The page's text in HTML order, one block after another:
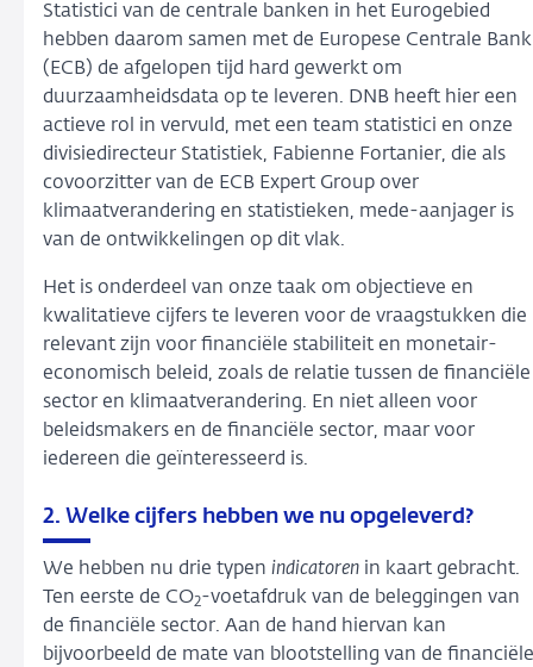
Statistici van de centrale banken in het Eurogebied
hebben daarom samen met de Europese Centrale Bank
(ECB) de afgelopen tijd hard gewerkt om
duurzaamheidsdata op te leveren. DNB heeft hier een
actieve rol in vervuld, met een team statistici en onze
divisiedirecteur Statistiek, Fabienne Fortanier, die als
covoorzitter van de ECB Expert Group over
klimaatverandering en statistieken, mede-aanjager is
van de ontwikkelingen op dit vlak.
Het is onderdeel van onze taak om objectieve en
kwalitatieve cijfers te leveren voor de vraagstukken die
relevant zijn voor financiële stabiliteit en monetair-
economisch beleid, zoals de relatie tussen de financiële
sector en klimaatverandering. En niet alleen voor
beleidsmakers en de financiële sector, maar voor
iedereen die geïnteresseerd is.
2. Welke cijfers hebben we nu opgeleverd?
We hebben nu drie typen indicatoren in kaart gebracht.
Ten eerste de CO2-voetafdruk van de beleggingen van
de financiële sector. Aan de hand hiervan kan
bijvoorbeeld de mate van blootstelling van de financiële